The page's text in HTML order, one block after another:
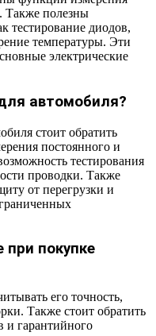
Также полезны
тестирование диодов,
температуры. Эти
электрические
автомобиля?
стоит обратить
постоянного и
тестирования
проводки. Также
от перегрузки и
при покупке
его точность,
Также стоит обратить
и гарантийного